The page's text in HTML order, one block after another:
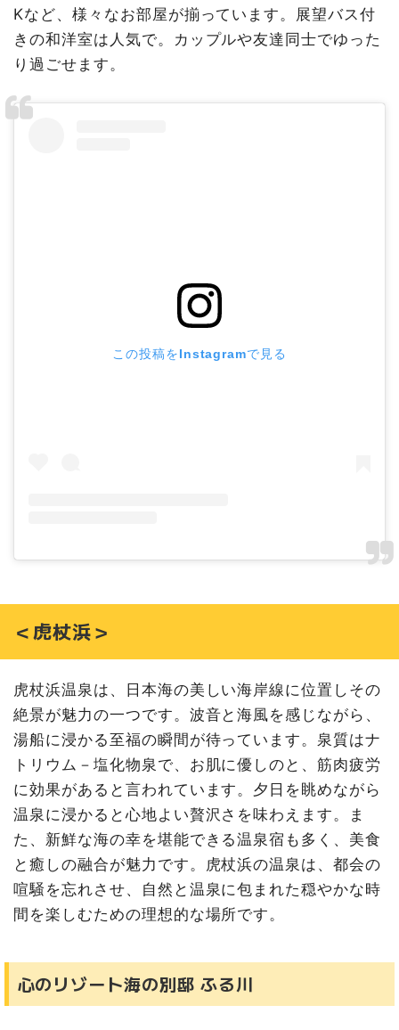
Kなど、様々なお部屋が揃っています。展望バス付
きの和洋室は人気で。カップルや友達同士でゆった
り過ごせます。
この投稿をInstagramで見る
＜虎杖浜＞
虎杖浜温泉は、日本海の美しい海岸線に位置しその
絶景が魅力の一つです。波音と海風を感じながら、
湯船に浸かる至福の瞬間が待っています。泉質はナ
トリウム－塩化物泉で、お肌に優しのと、筋肉疲労
に効果があると言われています。夕日を眺めながら
温泉に浸かると心地よい贅沢さを味わえます。ま
た、新鮮な海の幸を堪能できる温泉宿も多く、美食
と癒しの融合が魅力です。虎杖浜の温泉は、都会の
喧騒を忘れさせ、自然と温泉に包まれた穏やかな時
間を楽しむための理想的な場所です。
心のリゾート海の別邸 ふる川